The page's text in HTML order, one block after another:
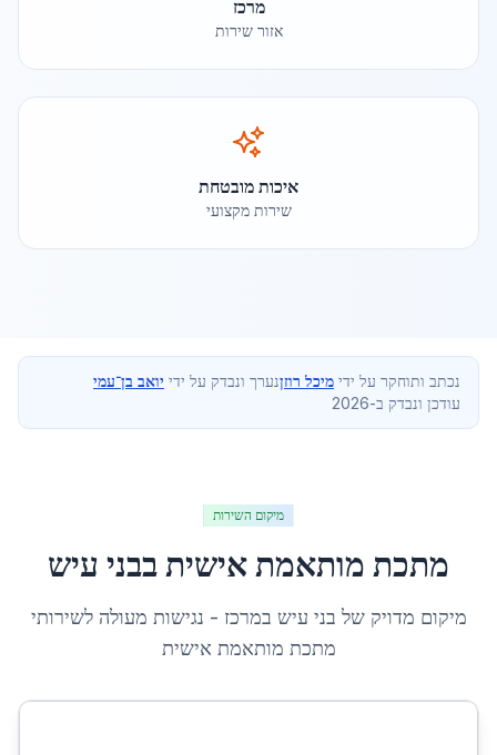
מרכז
אזור שירות
איכות מובטחת
שירות מקצועי
נכתב ותוחקר על ידי מיכל רוזןנערך ונבדק על ידי יואב בן־עמי
עודכן ונבדק ב-2026
מיקום השירות
מתכת מותאמת אישית בבני עיש
מיקום מדויק של בני עיש במרכז - נגישות מעולה לשירותי
מתכת מותאמת אישית